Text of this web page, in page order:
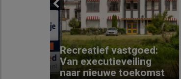
Previous
Recreatief vastgoed:
Van executieveiling
naar nieuwe toekomst